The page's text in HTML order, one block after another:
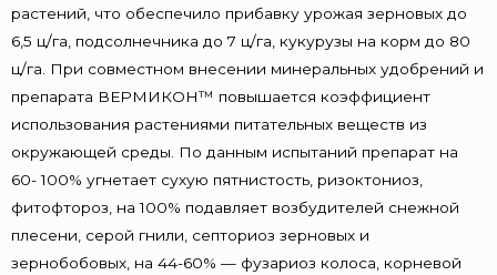
растений, что обеспечило прибавку урожая зерновых до
6,5 ц/га, подсолнечника до 7 ц/га, кукурузы на корм до 80
ц/га. При совместном внесении минеральных удобрений и
препарата ВЕРМИКОН™ повышается коэффициент
использования растениями питательных веществ из
окружающей среды. По данным испытаний препарат на
60- 100% угнетает сухую пятнистость, ризоктониоз,
фитофтороз, на 100% подавляет возбудителей снежной
плесени, серой гнили, септориоз зерновых и
зернобобовых, на 44-60% — фузариоз колоса, корневой